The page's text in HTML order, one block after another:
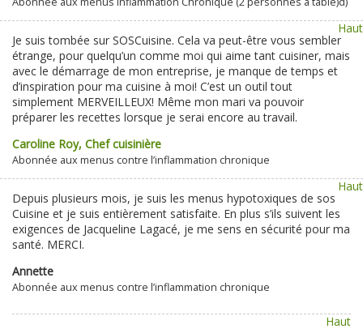
Haut
Je suis tombée sur SOSCuisine. Cela va peut-être vous sembler
étrange, pour quelqu’un comme moi qui aime tant cuisiner, mais
avec le démarrage de mon entreprise, je manque de temps et
d’inspiration pour ma cuisine à moi! C’est un outil tout
simplement MERVEILLEUX! Même mon mari va pouvoir
préparer les recettes lorsque je serai encore au travail.
Caroline Roy, Chef cuisinière
Abonnée aux menus contre l’inflammation chronique
Haut
Depuis plusieurs mois, je suis les menus hypotoxiques de sos
Cuisine et je suis entièrement satisfaite. En plus s’ils suivent les
exigences de Jacqueline Lagacé, je me sens en sécurité pour ma
santé. MERCI.
Annette
Abonnée aux menus contre l’inflammation chronique
Haut